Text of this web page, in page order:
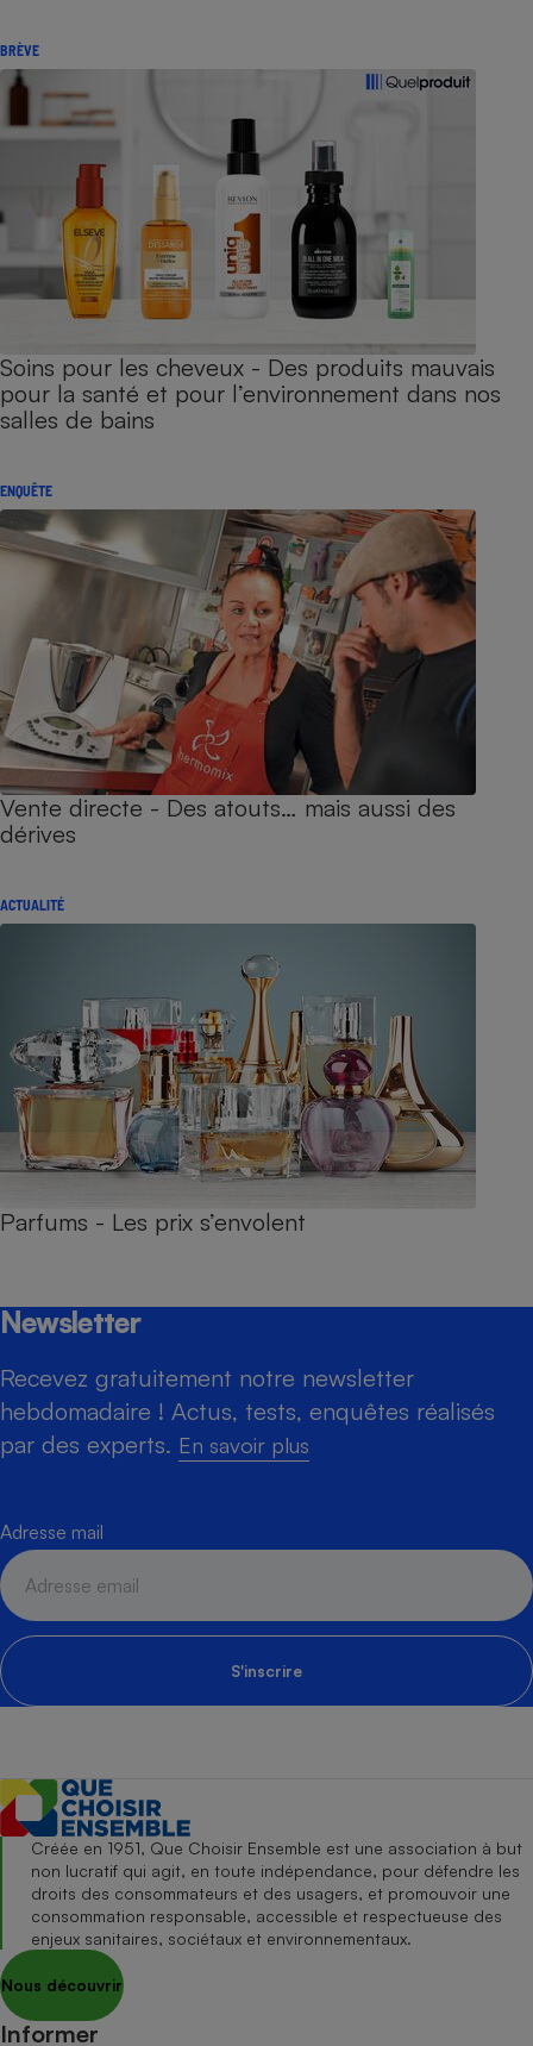
BRÈVE
Soins pour les cheveux - Des produits mauvais
pour la santé et pour l’environnement dans nos
salles de bains
ENQUÊTE
Vente directe - Des atouts… mais aussi des
dérives
ACTUALITÉ
Parfums - Les prix s’envolent
Newsletter
Recevez gratuitement notre newsletter
hebdomadaire ! Actus, tests, enquêtes réalisés
par des experts. En savoir plus
Adresse mail
S'inscrire
Créée en 1951, Que Choisir Ensemble est une association à but
non lucratif qui agit, en toute indépendance, pour défendre les
droits des consommateurs et des usagers, et promouvoir une
consommation responsable, accessible et respectueuse des
enjeux sanitaires, sociétaux et environnementaux.
Nous découvrir
Informer